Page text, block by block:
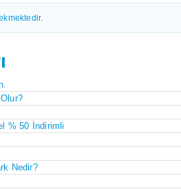
% 50 İndirimli
Nedir?